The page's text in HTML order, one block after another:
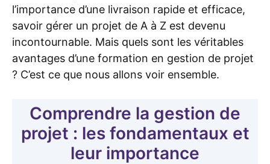
l’importance d’une livraison rapide et efficace,
savoir gérer un projet de A à Z est devenu
incontournable. Mais quels sont les véritables
avantages d’une formation en gestion de projet
? C’est ce que nous allons voir ensemble.
Comprendre la gestion de
projet : les fondamentaux et
leur importance